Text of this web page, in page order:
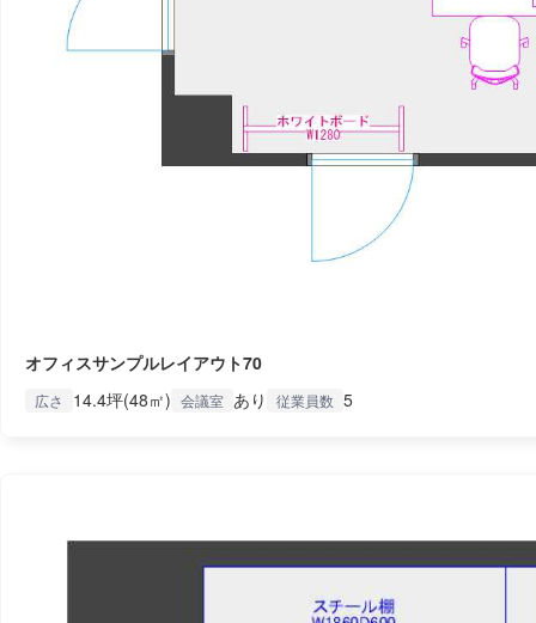
オフィスサンプルレイアウト70
広さ 14.4坪(48㎡) 会議室 あり 従業員数 5